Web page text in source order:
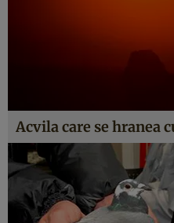
Acvila care se hranea